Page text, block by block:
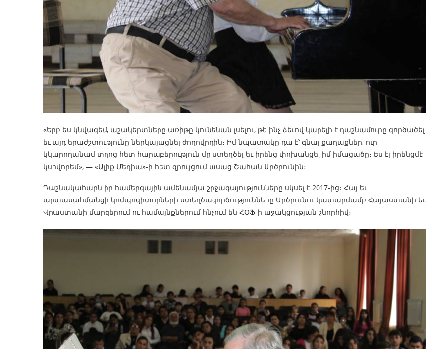
«Երբ ես կնվագեմ, աշակերտները առիթը կունենան լսելու, թե ինչ ձեւով կարելի է դաշնամուրը գործածել
եւ այդ երաժշտությունը ներկայացնել ժողովրդին։ Իմ նպատակը դա է՝ գնալ քաղաքներ, ուր
կկարողանամ տղոց հետ հարաբերություն մը ստեղծել եւ իրենց փոխանցել իմ իմացածը։ Ես էլ իրենցմէ
կսովորեմ», — «Ալիք Մեդիա»-ի հետ զրույցում ասաց Շահան Արծրունին։
Դաշնակահարն իր համերգային ամենամյա շրջագայությունները սկսել է 2017-ից։ Հայ եւ
արտասահմանցի կոմպոզիտորների ստեղծագործությունները Արծրունու կատարմամբ Հայաստանի եւ
Վրաստանի մարզերում ու համայնքներում հնչում են ՀՕՖ-ի աջակցության շնորհիվ։